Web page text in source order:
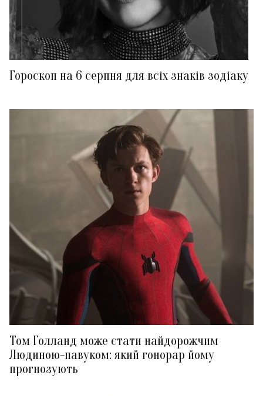
Гороскоп на 6 серпня для всіх знаків зодіаку
Том Голланд може стати найдорожчим
Людиною-павуком: який гонорар йому
прогнозують